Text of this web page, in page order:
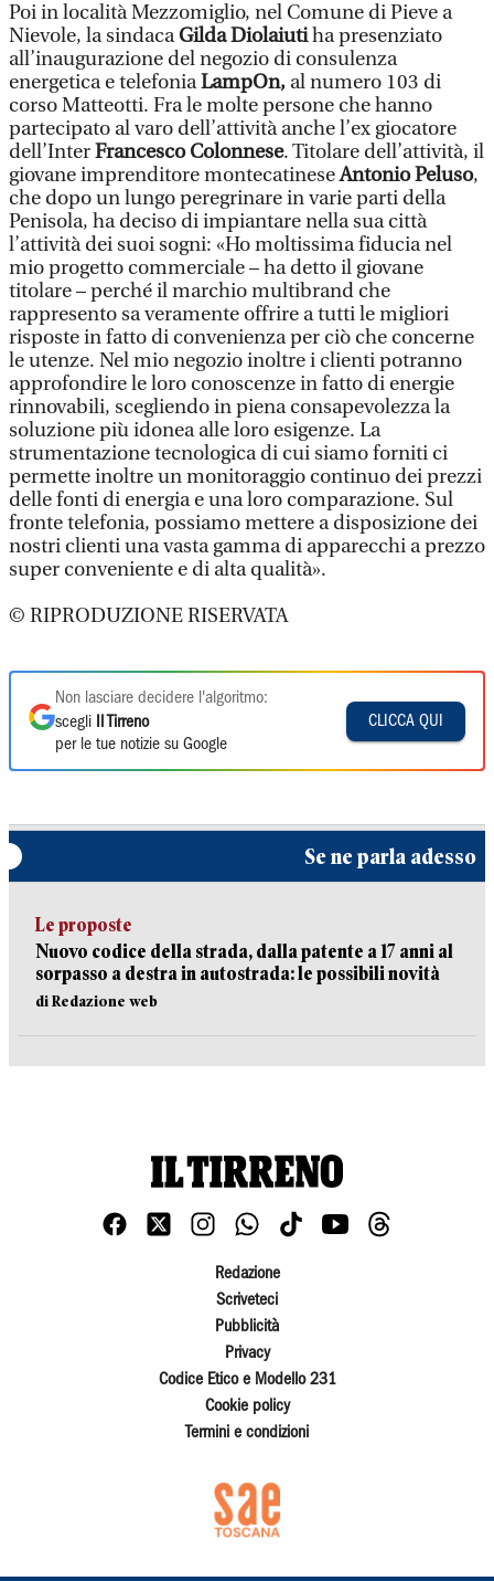
Poi in località Mezzomiglio, nel Comune di Pieve a
Nievole, la sindacaGilda Diolaiutiha presenziato
all’inaugurazione del negozio di consulenza
energetica e telefoniaLampOn, al numero 103 di
corso Matteotti. Fra le molte persone che hanno
partecipato al varo dell’attività anche l’ex giocatore
dell’InterFrancesco Colonnese. Titolare dell’attività, il
giovane imprenditore montecatineseAntonio Peluso,
che dopo un lungo peregrinare in varie parti della
Penisola, ha deciso di impiantare nella sua città
l’attività dei suoi sogni: «Ho moltissima fiducia nel
mio progetto commerciale – ha detto il giovane
titolare – perché il marchio multibrand che
rappresento sa veramente offrire a tutti le migliori
risposte in fatto di convenienza per ciò che concerne
le utenze. Nel mio negozio inoltre i clienti potranno
approfondire le loro conoscenze in fatto di energie
rinnovabili, scegliendo in piena consapevolezza la
soluzione più idonea alle loro esigenze. La
strumentazione tecnologica di cui siamo forniti ci
permette inoltre un monitoraggio continuo dei prezzi
delle fonti di energia e una loro comparazione. Sul
fronte telefonia, possiamo mettere a disposizione dei
nostri clienti una vasta gamma di apparecchi a prezzo
super conveniente e di alta qualità».
© RIPRODUZIONE RISERVATA
Non lasciare decidere l'algoritmo:
scegli
Il Tirreno
per le tue notizie su Google
CLICCA QUI
Se ne parla adesso
Le proposte
Nuovo codice della strada, dalla patente a 17 anni al
sorpasso a destra in autostrada: le possibili novità
di Redazione web
Redazione
Scriveteci
Pubblicità
Privacy
Codice Etico e Modello 231
Cookie policy
Termini e condizioni